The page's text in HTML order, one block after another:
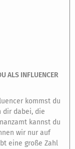
ALS INFLUENCER
kommst du
dir dabei, die
kannst du
wir nur auf
eine große Zahl